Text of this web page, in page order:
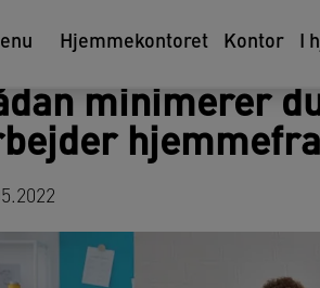
Hjemmekontoret Kontor I
minimerer
hjemmefra